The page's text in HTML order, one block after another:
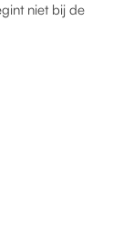
niet bij de